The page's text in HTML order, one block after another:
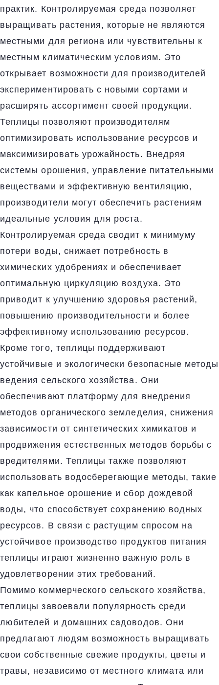
практик. Контролируемая среда позволяет
выращивать растения, которые не являются
местными для региона или чувствительны к
местным климатическим условиям. Это
открывает возможности для производителей
экспериментировать с новыми сортами и
расширять ассортимент своей продукции.
Теплицы позволяют производителям
оптимизировать использование ресурсов и
максимизировать урожайность. Внедряя
системы орошения, управление питательными
веществами и эффективную вентиляцию,
производители могут обеспечить растениям
идеальные условия для роста.
Контролируемая среда сводит к минимуму
потери воды, снижает потребность в
химических удобрениях и обеспечивает
оптимальную циркуляцию воздуха. Это
приводит к улучшению здоровья растений,
повышению производительности и более
эффективному использованию ресурсов.
Кроме того, теплицы поддерживают
устойчивые и экологически безопасные методы
ведения сельского хозяйства. Они
обеспечивают платформу для внедрения
методов органического земледелия, снижения
зависимости от синтетических химикатов и
продвижения естественных методов борьбы с
вредителями. Теплицы также позволяют
использовать водосберегающие методы, такие
как капельное орошение и сбор дождевой
воды, что способствует сохранению водных
ресурсов. В связи с растущим спросом на
устойчивое производство продуктов питания
теплицы играют жизненно важную роль в
удовлетворении этих требований.
Помимо коммерческого сельского хозяйства,
теплицы завоевали популярность среди
любителей и домашних садоводов. Они
предлагают людям возможность выращивать
свои собственные свежие продукты, цветы и
травы, независимо от местного климата или